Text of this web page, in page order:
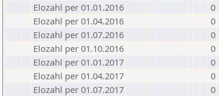
Elozahl per 01.01.2016
0
Elozahl per 01.04.2016
0
Elozahl per 01.07.2016
0
Elozahl per 01.10.2016
0
Elozahl per 01.01.2017
0
Elozahl per 01.04.2017
0
Elozahl per 01.07.2017
0